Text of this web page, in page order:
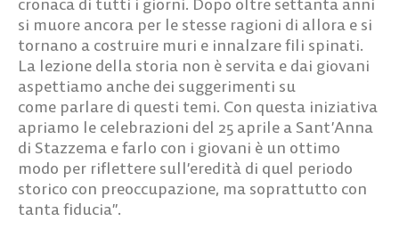
cronaca di tutti i giorni. Dopo oltre settanta anni
si muore ancora per le stesse ragioni di allora e si
tornano a costruire muri e innalzare fili spinati.
La lezione della storia non è servita e dai giovani
aspettiamo anche dei suggerimenti su
come parlare di questi temi. Con questa iniziativa
apriamo le celebrazioni del 25 aprile a Sant’Anna
di Stazzema e farlo con i giovani è un ottimo
modo per riflettere sull’eredità di quel periodo
storico con preoccupazione, ma soprattutto con
tanta fiducia”.